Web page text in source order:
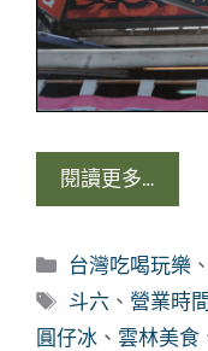
閱讀更多…
分
類
台灣吃喝玩樂
標
籤
斗六 、 營業時間
圓仔冰 、 雲林美食